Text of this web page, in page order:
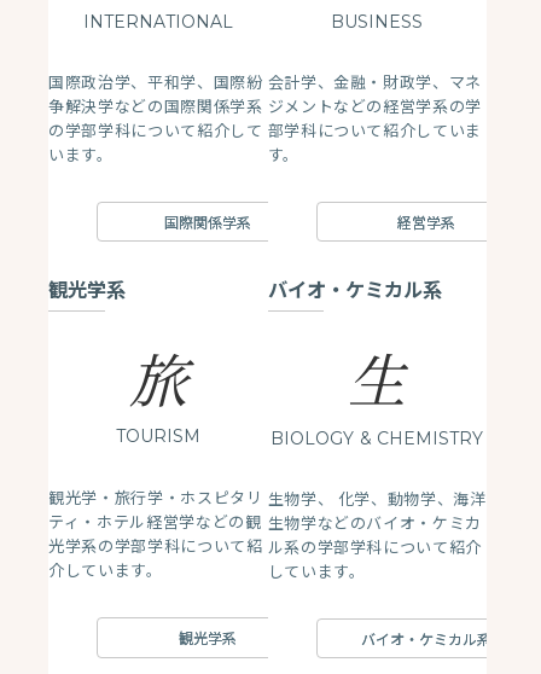
INTERNATIONAL
国際政治学、平和学、国際紛
争解決学などの国際関係学系
の学部学科について紹介して
います。
国際関係学系
BUSINESS
会計学、金融・財政学、マネ
ジメントなどの経営学系の学
部学科について紹介していま
す。
経営学系
観光学系
旅
TOURISM
観光学・旅行学・ホスピタリ
ティ・ホテル経営学などの観
光学系の学部学科について紹
介しています。
観光学系
バイオ・ケミカル系
生
BIOLOGY & CHEMISTRY
生物学、 化学、動物学、海洋
生物学などのバイオ・ケミカ
ル系の学部学科について紹介
しています。
バイオ・ケミカル系